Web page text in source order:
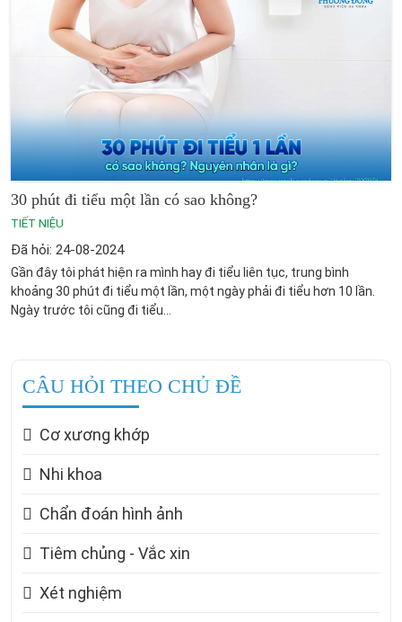
30 phút đi tiểu một lần có sao không?
TIẾT NIỆU
Đã hỏi: 24-08-2024
Gần đây tôi phát hiện ra mình hay đi tiểu liên tục, trung bình
khoảng 30 phút đi tiểu một lần, một ngày phải đi tiểu hơn 10 lần.
Ngày trước tôi cũng đi tiểu...
CÂU HỎI THEO CHỦ ĐỀ
Cơ xương khớp
Nhi khoa
Chẩn đoán hình ảnh
Tiêm chủng - Vắc xin
Xét nghiệm